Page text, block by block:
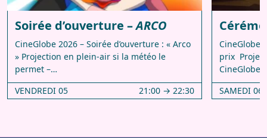
Soirée d’ouverture –ARCO
CineGlobe 2026 – Soirée d’ouverture : « Arco
» Projection en plein-air si la météo le
permet –…
VENDREDI 05
21:00 → 22:30
CineGlobe
prix
CineGlobe
SAMEDI 06